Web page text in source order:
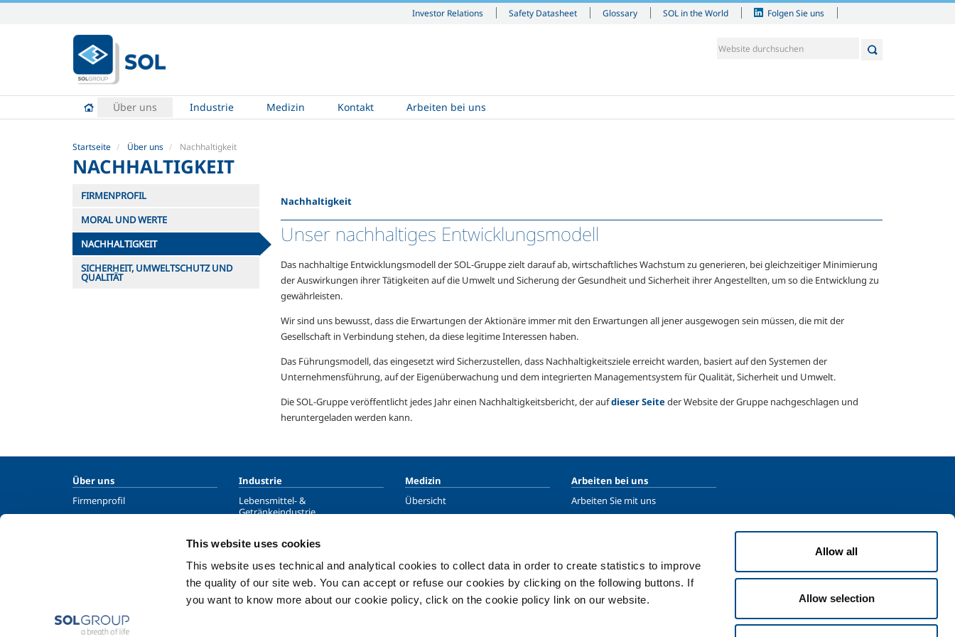
This website uses cookies
This website uses technical and analytical cookies to collect data in order to create statistics to improve
the quality of our site web. You can accept or refuse our cookies by clicking on the following buttons. If
you want to know more about our cookie policy, click on the cookie policy link on our website.
Allow all
Allow selection
Investor Relations Safety Datasheet Glossary SOL in the World Folgen Sie uns
zum
Inhalt
|
Direkt
Navigation
Über uns Industrie Medizin Kontakt Arbeiten bei uns
Startseite Über uns Nachhaltigkeit
NACHHALTIGKEIT
Nachhaltigkeit
Unser nachhaltiges Entwicklungsmodell
Das nachhaltige Entwicklungsmodell der SOL-Gruppe zielt darauf ab, wirtschaftliches Wachstum zu generieren, bei gleichzeitiger Minimierung
der Auswirkungen ihrer Tätigkeiten auf die Umwelt und Sicherung der Gesundheit und Sicherheit ihrer Angestellten, um so die Entwicklung zu
gewährleisten.
Wir sind uns bewusst, dass die Erwartungen der Aktionäre immer mit den Erwartungen all jener ausgewogen sein müssen, die mit der
Gesellschaft in Verbindung stehen, da diese legitime Interessen haben.
Das Führungsmodell, das eingesetzt wird Sicherzustellen, dass Nachhaltigkeitsziele erreicht warden, basiert auf den Systemen der
Unternehmensführung, auf der Eigenüberwachung und dem integrierten Managementsystem für Qualität, Sicherheit und Umwelt.
Die SOL-Gruppe veröffentlicht jedes Jahr einen Nachhaltigkeitsbericht, der aufdieser Seiteder Website der Gruppe nachgeschlagen und
heruntergeladen werden kann.
FIRMENPROFIL
MORAL UND WERTE
NACHHALTIGKEIT
SICHERHEIT, UMWELTSCHUTZ UND
QUALITÄT
Über uns
Firmenprofil
Industrie
Lebensmittel- &
Getränkeindustrie
Metallverarbeitung
Chemie- und Pharmaindustrie
Öl- und Gasindustrie
Energie & Umwelt
Medizin
Übersicht
Arbeiten bei uns
Arbeiten Sie mit uns